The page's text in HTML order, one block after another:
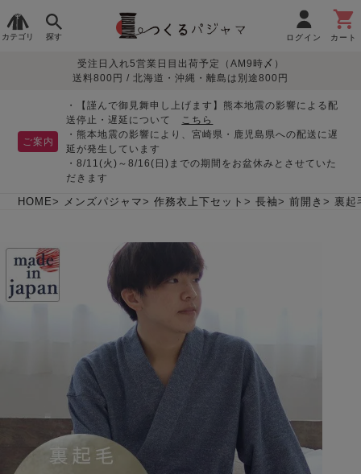
カテゴリ 探す ログイン カート
レディースパジャマ
夏 秋
メンズパジャマ
生地で
さがす
ガーゼ
サッカー/ちぢみ 楊
ニット/ストレッチ 起毛/フランネル
目的別で
さがす
敏感肌用
パジャマ
入院・介護
胸が目立たない
マタニティ
パジャマ
ペアで
そろえたい
体型別におすすめパジ
ャマ
年齢別におすすめパジ
ルームウェア
デザインで
さがす
ィース
パジャマ
前開き
作務衣
羽織・バスロ
ーブ
上着単品
夏パジャマ特集 つくるパジャマとは
お支払い・送料・配送
について
返品・交換について
会社概要 お買い物ガイド 安心の日本製
受注日入れ5営業日目出荷予定（AM9時〆）
送料800円 / 北海道・沖縄・離島は別途800円
ご案内
・【謹んで御見舞申し上げます】熊本地震の影響による配
送停止・遅延について こちら
・熊本地震の影響により、宮崎県・鹿児島県への配送に遅
延が発生しています
・8/11(火)～8/16(日)までの期間をお盆休みとさせていた
だきます
HOME メンズパジャマ 作務衣上下セット 長袖 前開き 裏起